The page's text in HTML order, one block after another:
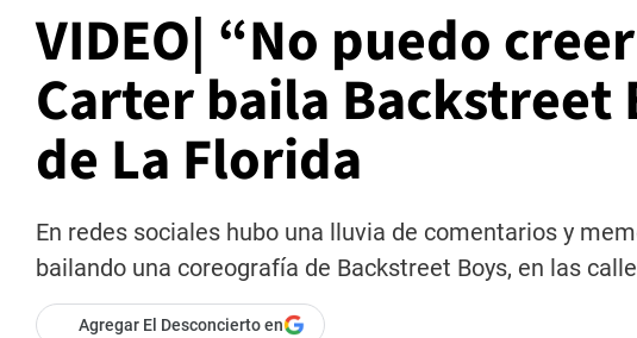
VIDEO| “No puedo
Carter baila Backstreet
de La Florida
En redes sociales hubo una lluvia de comentarios y
bailando una coreografía de Backstreet Boys, en las
Agregar El Desconcierto en